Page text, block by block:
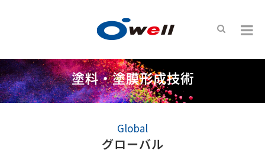
塗料・塗膜形成技術
Global
グローバル